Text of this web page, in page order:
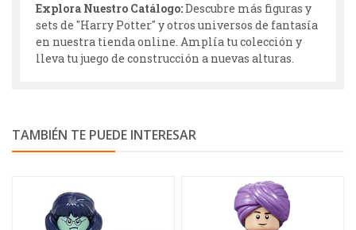
Explora Nuestro Catálogo:Descubre más figuras y
sets de "Harry Potter" y otros universos de fantasía
en nuestra tienda online. Amplía tu colección y
lleva tu juego de construcción a nuevas alturas.
TAMBIÉN TE PUEDE INTERESAR